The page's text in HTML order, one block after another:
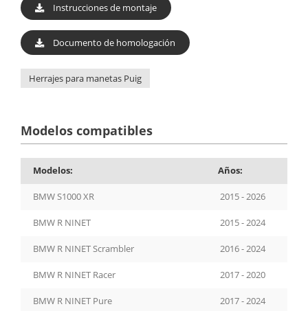
Instrucciones de montaje
Documento de homologación
Herrajes para manetas Puig
Modelos compatibles
Modelos: Años:
BMW S1000 XR 2015 - 2026
BMW R NINET 2015 - 2024
BMW R NINET Scrambler 2016 - 2024
BMW R NINET Racer 2017 - 2020
BMW R NINET Pure 2017 - 2024